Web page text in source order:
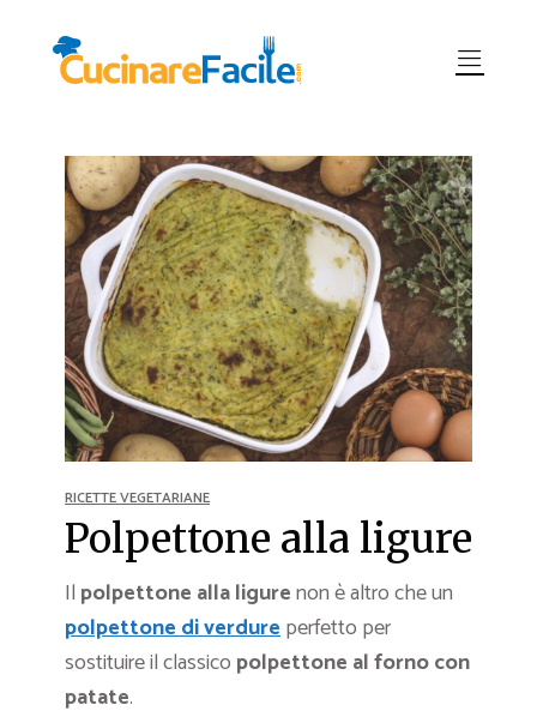
RICETTE VEGETARIANE
Polpettone alla ligure
Il polpettone alla ligurenon è altro che un
polpettone di verdureperfetto per
sostituire il classico polpettone al forno con
patate.